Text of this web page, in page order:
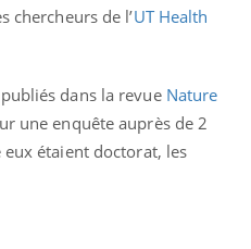
chercheurs de l’UT Health
dans la revue Nature
une enquête auprès de 2
eux étaient doctorat, les